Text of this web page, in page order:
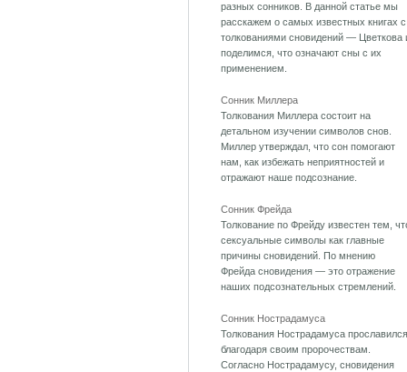
разных сонников. В данной статье мы
расскажем о самых известных книгах с
толкованиями сновидений — Цветкова
поделимся, что означают сны с их
применением.
Сонник Миллера
Толкования Миллера состоит на
детальном изучении символов снов.
Миллер утверждал, что сон помогают
нам, как избежать неприятностей и
отражают наше подсознание.
Сонник Фрейда
Толкование по Фрейду известен тем,
сексуальные символы как главные
причины сновидений. По мнению
Фрейда сновидения — это отражение
наших подсознательных стремлений.
Сонник Нострадамуса
Толкования Нострадамуса прославился
благодаря своим пророчествам.
Согласно Нострадамусу, сновидения